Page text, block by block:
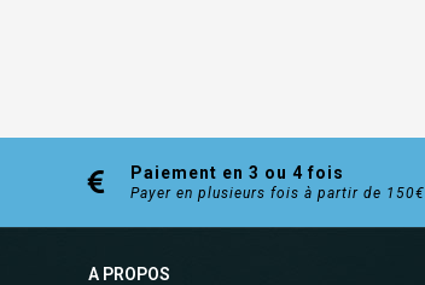
Paiement en 3 ou 4 fois
Payer en plusieurs fois à partir de 150€
A PROPOS